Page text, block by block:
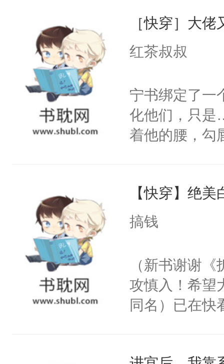
［快穿］大
红茶叔叔
宁书绑定了一
化他们，只是
着他的腰，勾
来，给老公
用力——为你
【快穿】绝
搞钱
（新书谢谢
攻慎入！希望
同名）已在快